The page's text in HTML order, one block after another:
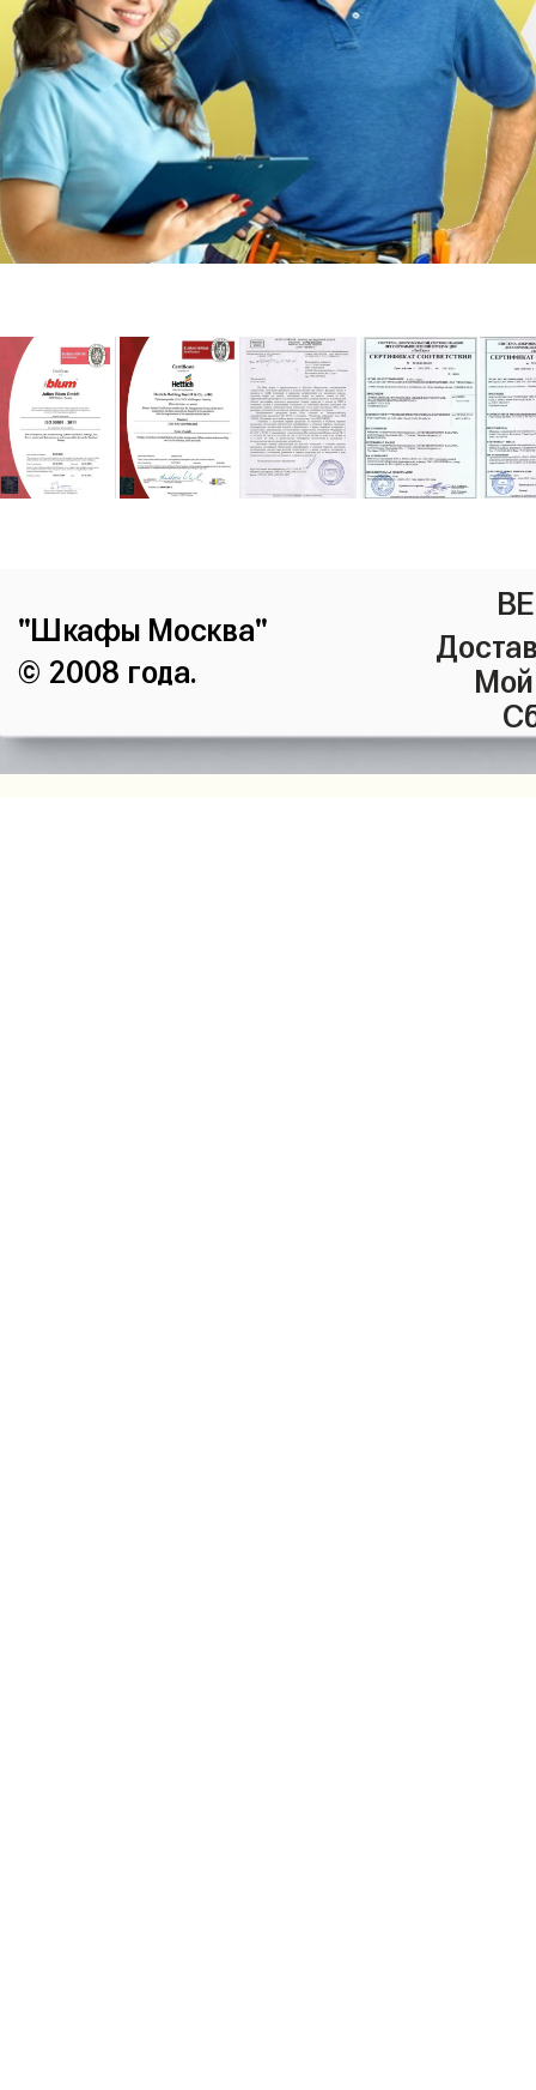
"Шкафы Москва"
© 2008 года.